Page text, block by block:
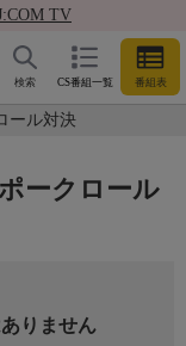
TV
CS番組一覧 番組表
検索
ール対決
ークロール
りません